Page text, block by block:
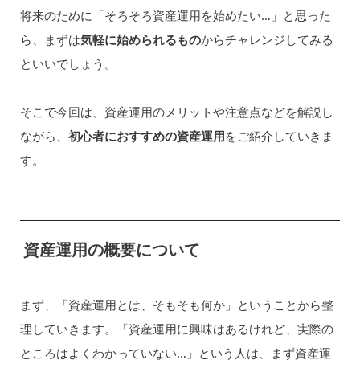
将来のために「そろそろ資産運用を始めたい…」と思った
ら、まずは気軽に始められるものからチャレンジしてみる
といいでしょう。
そこで今回は、資産運用のメリットや注意点などを解説し
ながら、 初心者におすすめの資産運用をご紹介していきま
す。
資産運用の概要について
まず、「資産運用とは、そもそも何か」ということから整
理していきます。「資産運用に興味はあるけれど、実際の
ところはよくわかっていない…」という人は、まず資産運